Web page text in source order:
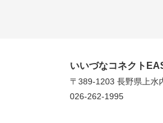
いいづなコネクト
〒389-1203 長野県上水
026-262-1995